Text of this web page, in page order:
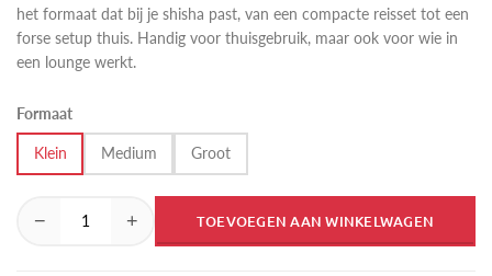
het formaat dat bij je shisha past, van een compacte reisset tot een
forse setup thuis. Handig voor thuisgebruik, maar ook voor wie in
een lounge werkt.
Formaat
Klein Medium Groot
− + TOEVOEGEN AAN WINKELWAGEN